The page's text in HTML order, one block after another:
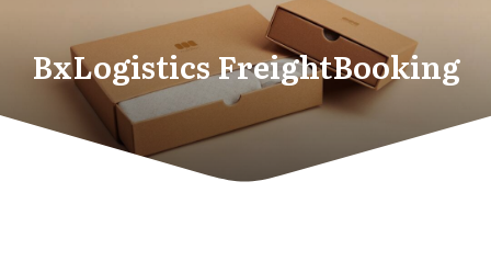
BxLogistics FreightBooking